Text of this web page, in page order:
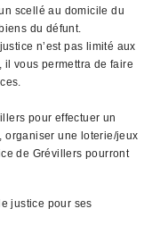
scellé au domicile du
du défunt.
n’est pas limité aux
vous permettra de faire
pour effectuer un
organiser une loterie/jeux
de Grévillers pourront
justice pour ses